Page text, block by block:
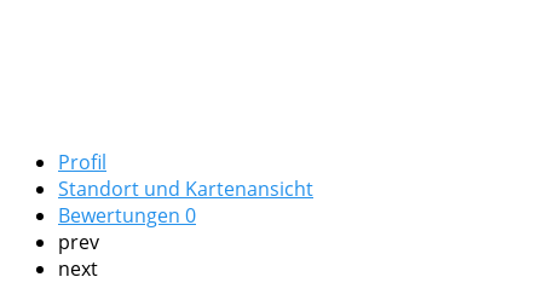
Profil
Standort und Kartenansicht
Bewertungen 0
prev
next